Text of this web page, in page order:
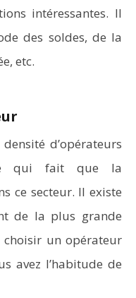
intéressantes. Il
des soldes, de la
etc.
d’opérateurs
qui fait que la
ce secteur. Il existe
de la plus grande
choisir un opérateur
avez l’habitude de